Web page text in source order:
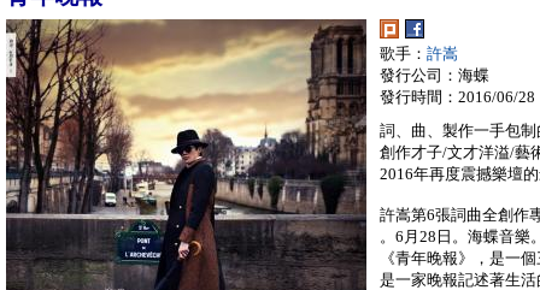
歌手： 許嵩
發行公司：海蝶
發行時間：2016/06/28
詞、曲、製作一手包
創作才子/文才洋溢/藝
2016年再度震撼樂壇
許嵩第6張詞曲全創作
。6月28日。海蝶音樂
《青年晚報》，是一
是一家晚報記述著生